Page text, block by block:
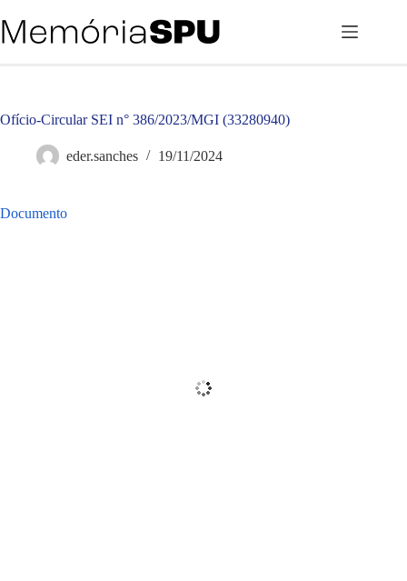
para
o
Ofício-Circular SEI n° 386/2023/MGI (33280940)
eder.sanches 19/11/2024
Documento